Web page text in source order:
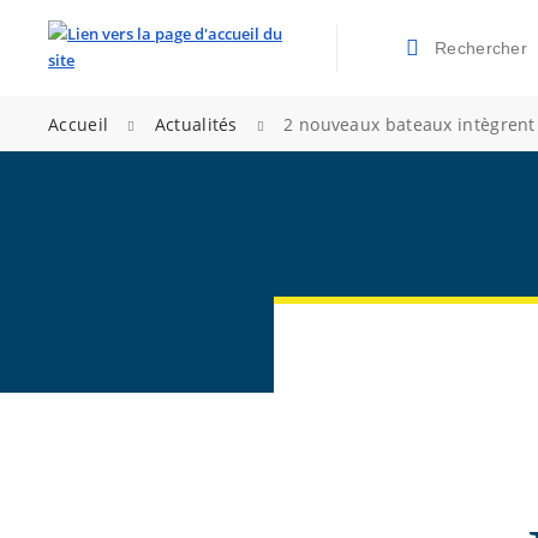
Valider la
Accueil Actualités 2 nouveaux bateaux